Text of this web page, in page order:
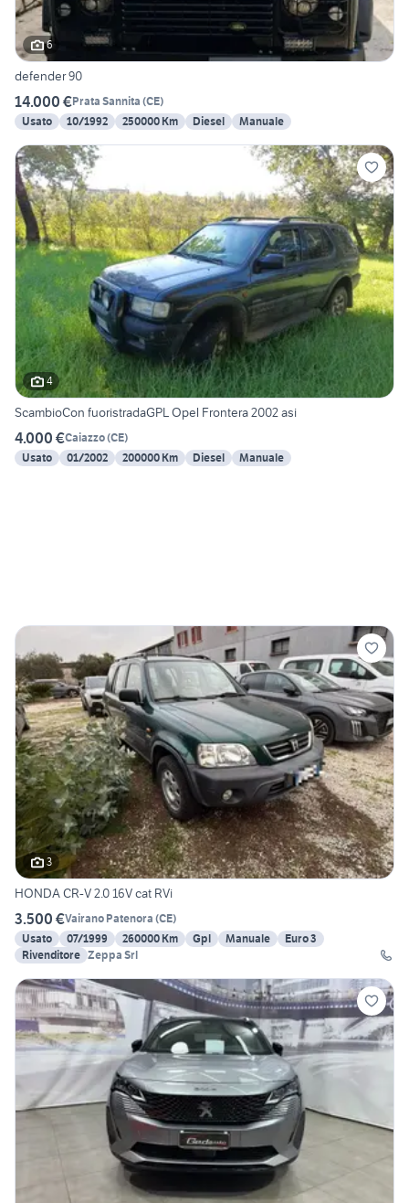
6
defender 90
14.000 €Prata Sannita (CE)
Usato
10/1992 250000 Km Diesel Manuale
4
ScambioCon fuoristradaGPL Opel Frontera 2002 asi
4.000 €Caiazzo(CE)
Usato
01/2002 200000 Km Diesel Manuale
3
HONDA CR-V 2.0 16V cat RVi
3.500 €Vairano Patenora (CE)
Usato
07/1999 260000 Km Gpl Manuale
Euro 3
Rivenditore Zeppa Srl